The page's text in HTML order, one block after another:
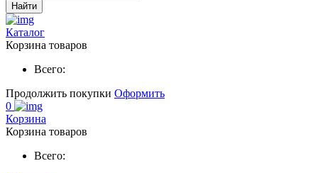
Найти
Каталог
Корзина товаров
Всего:
Продолжить покупки Оформить
0
Корзина
Корзина товаров
Всего: